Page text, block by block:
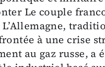
Le couple
à une crise
au gaz russe, a